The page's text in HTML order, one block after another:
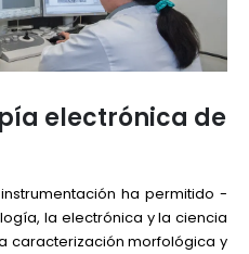
electrónica de
ha permitido -
la electrónica y la ciencia
caracterización morfológica y